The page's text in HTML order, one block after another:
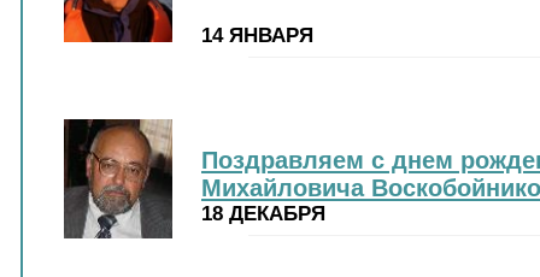
14 ЯНВАРЯ
Поздравляем с днем
Михайловича
18 ДЕКАБРЯ